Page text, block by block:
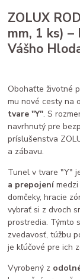
ZOLUX
mm, 1 ks)
Vášho
Obohaťte životné
mu nové cesty na
tvare "Y". S
navrhnutý pre
príslušenstva
a zábavu.
Tunel v tvare "Y"
a prepojenímedzi
domčeky, hracie
vybrať si z dvoch
prostredia. Týmto
zvedavosť, túžbu
je kľúčové pre ich
Vyrobený z